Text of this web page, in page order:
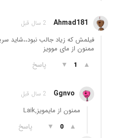
Ahmad181 2 سال قبل
فیلمش که زیاد جالب نبود،،شاید
ممنون از مای موویز
▲
1
▼ پاسخ
Ggnvo 2 سال قبل
ممنون از مایمویز,Laik
▲
0
▼ پاسخ